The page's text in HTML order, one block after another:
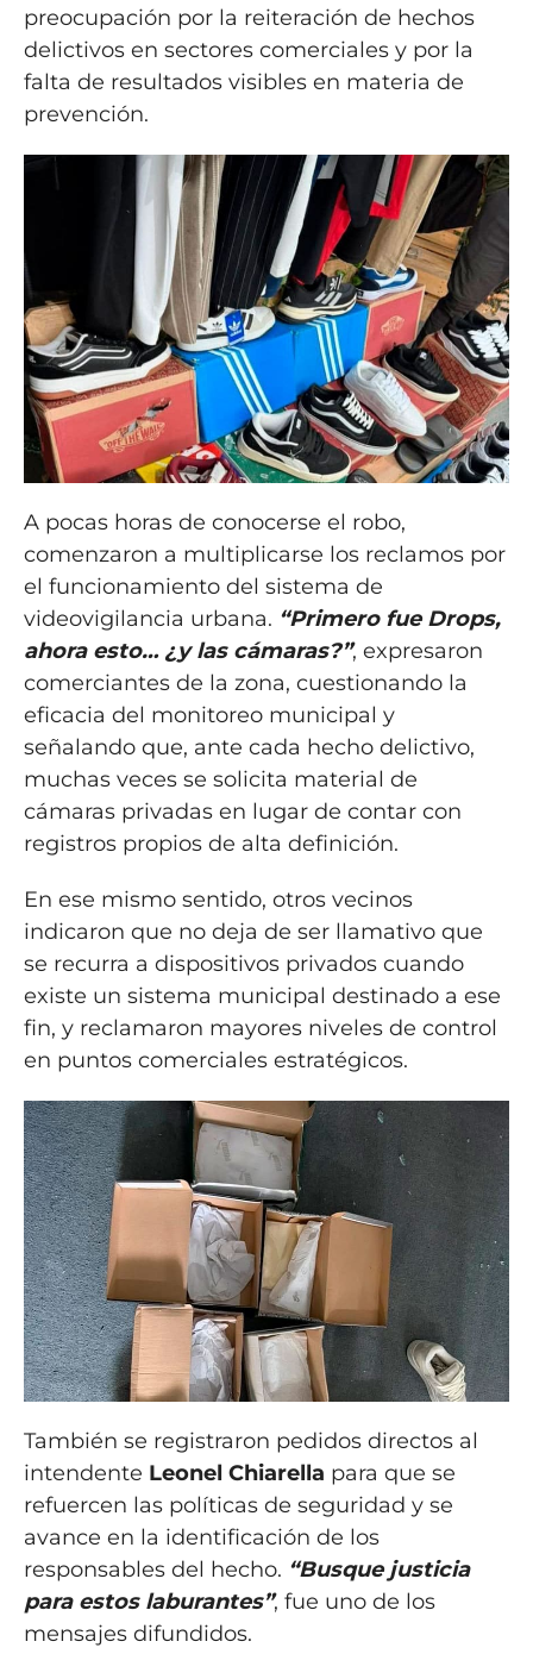
preocupación por la reiteración de hechos
delictivos en sectores comerciales y por la
falta de resultados visibles en materia de
prevención.
A pocas horas de conocerse el robo,
comenzaron a multiplicarse los reclamos por
el funcionamiento del sistema de
videovigilancia urbana. “Primero fue Drops,
ahora esto… ¿y las cámaras?”, expresaron
comerciantes de la zona, cuestionando la
eficacia del monitoreo municipal y
señalando que, ante cada hecho delictivo,
muchas veces se solicita material de
cámaras privadas en lugar de contar con
registros propios de alta definición.
En ese mismo sentido, otros vecinos
indicaron que no deja de ser llamativo que
se recurra a dispositivos privados cuando
existe un sistema municipal destinado a ese
fin, y reclamaron mayores niveles de control
en puntos comerciales estratégicos.
También se registraron pedidos directos al
intendente Leonel Chiarella para que se
refuercen las políticas de seguridad y se
avance en la identificación de los
responsables del hecho. “Busque justicia
para estos laburantes”, fue uno de los
mensajes difundidos.